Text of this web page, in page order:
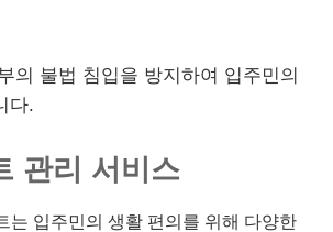
의 불법 침입을 방지하여 입주민의
다.
관리 서비스
는 입주민의 생활 편의를 위해 다양한